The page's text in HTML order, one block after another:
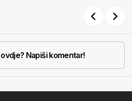
Napiši komentar!